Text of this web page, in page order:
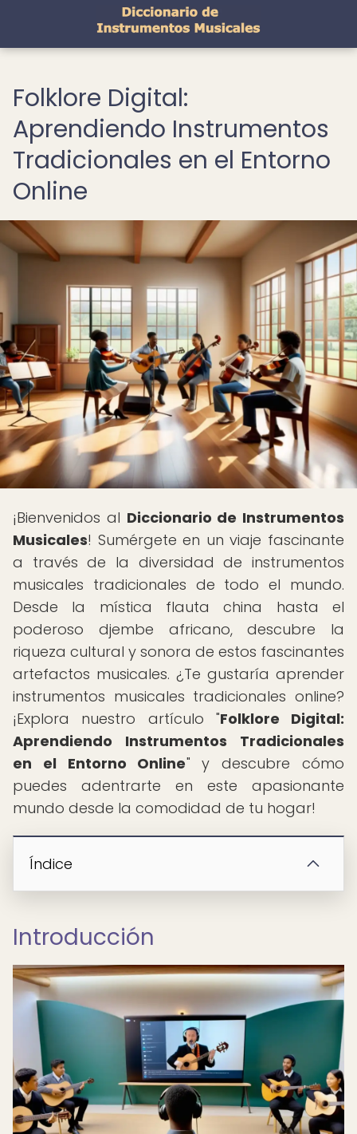
Folklore Digital:
Aprendiendo Instrumentos
Tradicionales en el Entorno
Online
¡Bienvenidos al Diccionario de Instrumentos
Musicales! Sumérgete en un viaje fascinante
a través de la diversidad de instrumentos
musicales tradicionales de todo el mundo.
Desde la mística flauta china hasta el
poderoso djembe africano, descubre la
riqueza cultural y sonora de estos fascinantes
artefactos musicales. ¿Te gustaría aprender
instrumentos musicales tradicionales online?
¡Explora nuestro artículo "Folklore Digital:
Aprendiendo Instrumentos Tradicionales
en el Entorno Online" y descubre cómo
puedes adentrarte en este apasionante
mundo desde la comodidad de tu hogar!
Índice
Introducción